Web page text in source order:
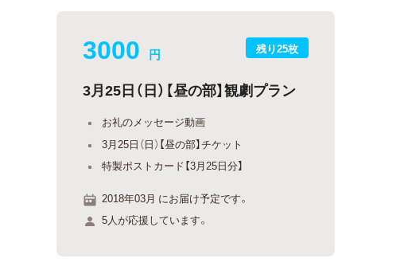
残り25枚
3000 円
3月25日（日）【昼の部】観劇プラン
お礼のメッセージ動画
3月25日（日）【昼の部】チケット
特製ポストカード【3月25日分】
2018年03月 にお届け予定です。
5人が応援しています。